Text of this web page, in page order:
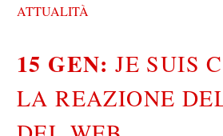
ATTUALITÀ
15 GEN:JE SUIS
LA REAZIONE